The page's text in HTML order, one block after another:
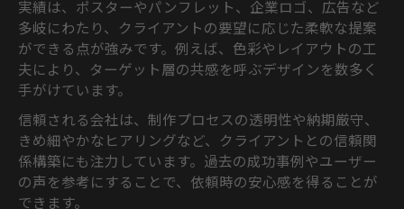
実績は、ポスターやパンフレット、企業ロゴ、広告など
多岐にわたり、クライアントの要望に応じた柔軟な提案
ができる点が強みです。例えば、色彩やレイアウトの工
夫により、ターゲット層の共感を呼ぶデザインを数多く
手がけています。
信頼される会社は、制作プロセスの透明性や納期厳守、
きめ細やかなヒアリングなど、クライアントとの信頼関
係構築にも注力しています。過去の成功事例やユーザー
の声を参考にすることで、依頼時の安心感を得ることが
できます。